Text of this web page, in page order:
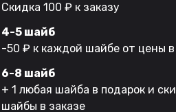
Скидка 100 ₽ к заказу
4-5 шайб
-50 ₽ к каждой шайбе от цены
6-8 шайб
+ 1 любая шайба в подарок и
шайбы в заказе